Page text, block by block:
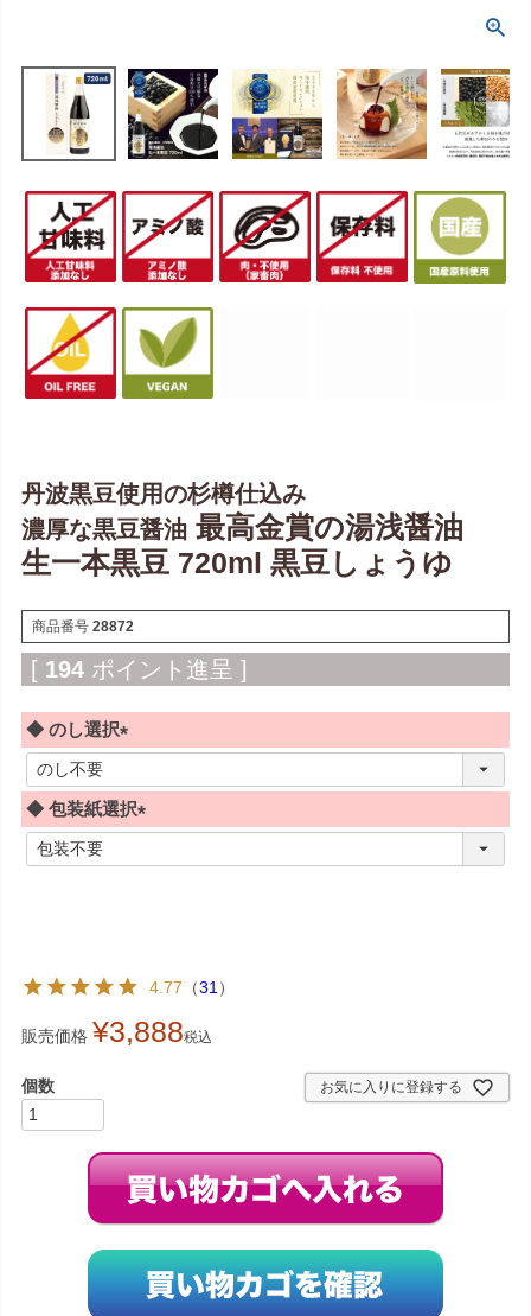
丹波黒豆使用の杉樽仕込み
濃厚な黒豆醤油 最高金賞の湯浅醤油
生一本黒豆 720ml 黒豆しょうゆ
商品番号 28872
[ 194 ポイント進呈 ]
◆ のし選択
必
須
◆ 包装紙選択
必
4.77 （31 ）
販売価格 ¥3,888税込
お気に入りに登録する